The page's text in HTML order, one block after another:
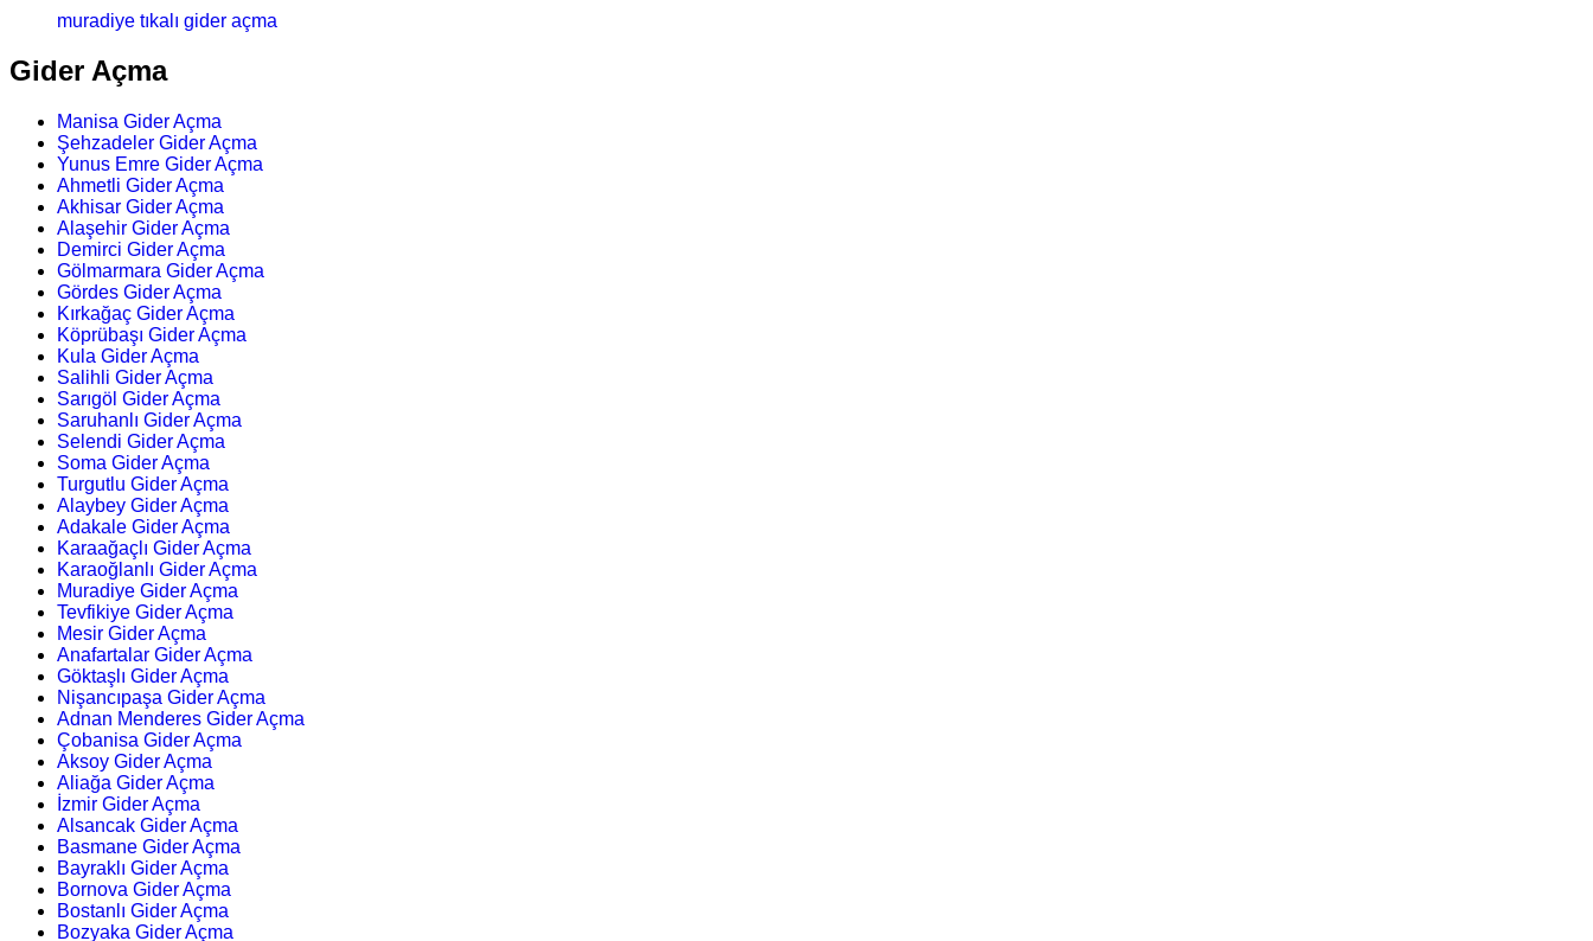
muradiye tıkalı gider açma
Gider Açma
Manisa Gider Açma
Şehzadeler Gider Açma
Yunus Emre Gider Açma
Ahmetli Gider Açma
Akhisar Gider Açma
Alaşehir Gider Açma
Demirci Gider Açma
Gölmarmara Gider Açma
Gördes Gider Açma
Kırkağaç Gider Açma
Köprübaşı Gider Açma
Kula Gider Açma
Salihli Gider Açma
Sarıgöl Gider Açma
Saruhanlı Gider Açma
Selendi Gider Açma
Soma Gider Açma
Turgutlu Gider Açma
Alaybey Gider Açma
Adakale Gider Açma
Karaağaçlı Gider Açma
Karaoğlanlı Gider Açma
Muradiye Gider Açma
Tevfikiye Gider Açma
Mesir Gider Açma
Anafartalar Gider Açma
Göktaşlı Gider Açma
Nişancıpaşa Gider Açma
Adnan Menderes Gider Açma
Çobanisa Gider Açma
Aksoy Gider Açma
Aliağa Gider Açma
İzmir Gider Açma
Alsancak Gider Açma
Basmane Gider Açma
Bayraklı Gider Açma
Bornova Gider Açma
Bostanlı Gider Açma
Bozyaka Gider Açma